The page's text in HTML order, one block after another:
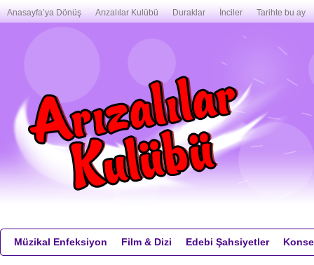
Anasayfa’ya Dönüş Arızalılar Kulübü Duraklar İnciler Tarihte bu ay
Müzikal Enfeksiyon Film & Dizi Edebi Şahsiyetler